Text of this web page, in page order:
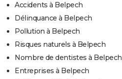
Accidents à Belpech
Délinquance à Belpech
Pollution à Belpech
Risques naturels à Belpech
Nombre de dentistes à Belpech
Entreprises à Belpech